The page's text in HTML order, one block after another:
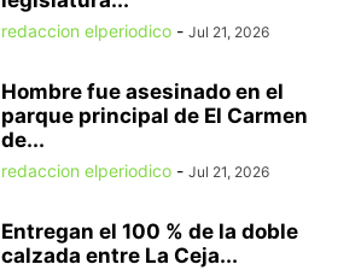
redaccion elperiodico - Jul 21, 2026
Hombre fue asesinado en el
parque principal de El Carmen
de...
redaccion elperiodico - Jul 21, 2026
Entregan el 100 % de la doble
calzada entre La Ceja...